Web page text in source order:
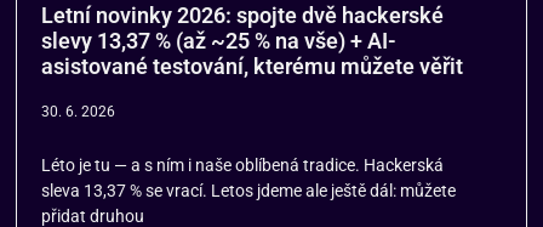
Letní novinky 2026: spojte dvě hackerské
slevy 13,37 % (až ~25 % na vše) + AI-
asistované testování, kterému můžete věřit
30. 6. 2026
Léto je tu — a s ním i naše oblíbená tradice. Hackerská
sleva 13,37 % se vrací. Letos jdeme ale ještě dál: můžete
přidat druhou